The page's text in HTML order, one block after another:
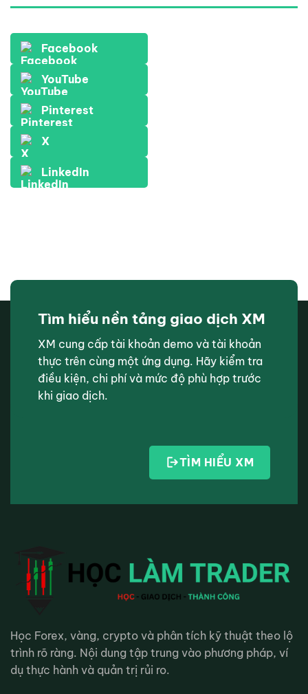
Facebook
YouTube
Pinterest
X
LinkedIn
Tìm hiểu nền tảng giao dịch XM
XM cung cấp tài khoản demo và tài khoản
thực trên cùng một ứng dụng. Hãy kiểm tra
điều kiện, chi phí và mức độ phù hợp trước
khi giao dịch.
TÌM HIỂU XM
Học Forex, vàng, crypto và phân tích kỹ thuật theo lộ
trình rõ ràng. Nội dung tập trung vào phương pháp, ví
dụ thực hành và quản trị rủi ro.